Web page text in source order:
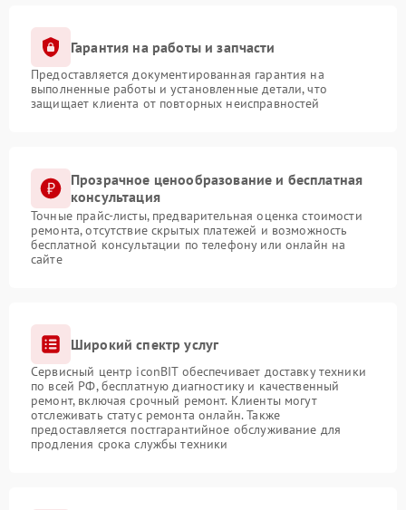
Гарантия на работы и запчасти
Предоставляется документированная гарантия на
выполненные работы и установленные детали, что
защищает клиента от повторных неисправностей
Прозрачное ценообразование и бесплатная
консультация
Точные прайс-листы, предварительная оценка стоимости
ремонта, отсутствие скрытых платежей и возможность
бесплатной консультации по телефону или онлайн на
сайте
Широкий спектр услуг
Сервисный центр iconBIT обеспечивает доставку техники
по всей РФ, бесплатную диагностику и качественный
ремонт, включая срочный ремонт. Клиенты могут
отслеживать статус ремонта онлайн. Также
предоставляется постгарантийное обслуживание для
продления срока службы техники